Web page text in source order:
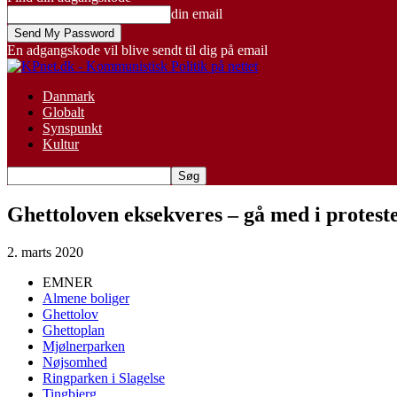
din email
En adgangskode vil blive sendt til dig på email
Danmark
Globalt
Synspunkt
Kultur
Ghettoloven eksekveres – gå med i
2. marts 2020
EMNER
Almene boliger
Ghettolov
Ghettoplan
Mjølnerparken
Nøjsomhed
Ringparken i Slagelse
Tingbjerg